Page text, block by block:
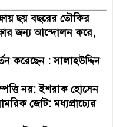
ছয় বছরের তৌকির
জন্য আন্দোলন করে,
করেছেন : সালাহউদ্দিন
নয়: ইশরাক হোসেন
জোট: মধ্যপ্রাচ্যের